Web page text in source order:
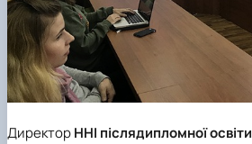
ДиректорННІ післядипломної освіти